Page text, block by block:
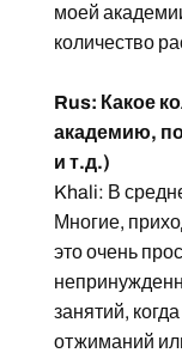
моей
количество
Rus: Какое
академию,
и т.д.)
Khali: В
Многие,
это очень
занятий,
отжиманий